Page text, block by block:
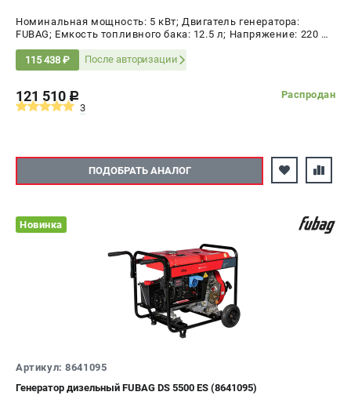
8 (812) 317-60-57
Режим работы колл-центра:
пн-пт - с 9:00 до 18:00
сб - с 10:00 до 16:00
Номинальная мощность: 5 кВт; Двигатель генератора:
FUBAG; Емкость топливного бака: 12.5 л; Напряжение: 220 В;
115 438 ₽
После авторизации
121 510 c
Распродан
3
ПОДОБРАТЬ АНАЛОГ
Новинка
Артикул: 8641095
Генератор дизельный FUBAG DS 5500 ES (8641095)